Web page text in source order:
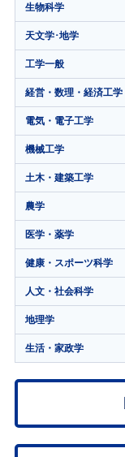
生物科学
天文学･地学
工学一般
経営・数理・経済工学
電気・電子工学
機械工学
土木・建築工学
農学
医学・薬学
健康・スポーツ科学
人文・社会科学
地理学
生活・家政学